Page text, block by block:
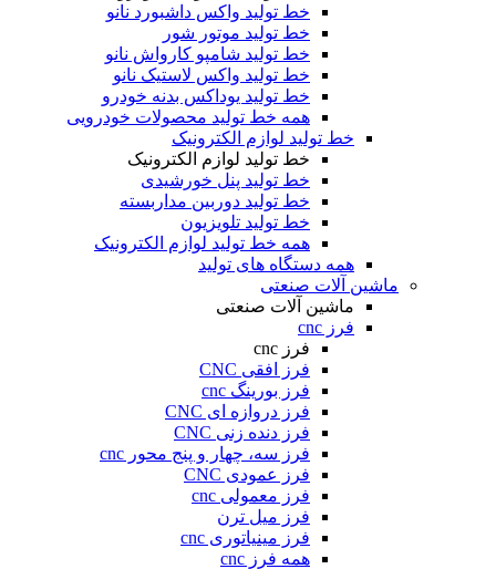
خط تولید واکس داشبورد نانو
خط تولید موتور شور
خط تولید شامپو کارواش نانو
خط تولید واکس لاستیک نانو
خط تولید یوداکس بدنه خودرو
همه خط تولید محصولات خودرویی
خط تولید لوازم الکترونیک
خط تولید لوازم الکترونیک
خط تولید پنل خورشیدی
خط تولید دوربین مداربسته
خط تولید تلویزیون
همه خط تولید لوازم الکترونیک
همه دستگاه های تولید
ماشین آلات صنعتی
ماشین آلات صنعتی
فرز cnc
فرز cnc
فرز افقی CNC
فرز بورینگ cnc
فرز دروازه ای CNC
فرز دنده زنی CNC
فرز سه، چهار و پنج محور cnc
فرز عمودی CNC
فرز معمولی cnc
فرز میل ترن
فرز مینیاتوری cnc
همه فرز cnc